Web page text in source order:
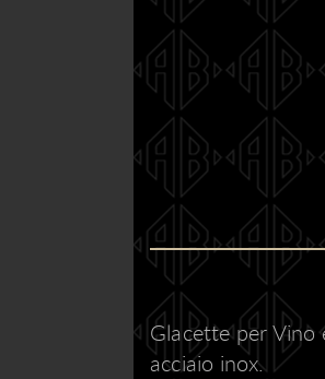
Glacette per Vino
acciaio inox.